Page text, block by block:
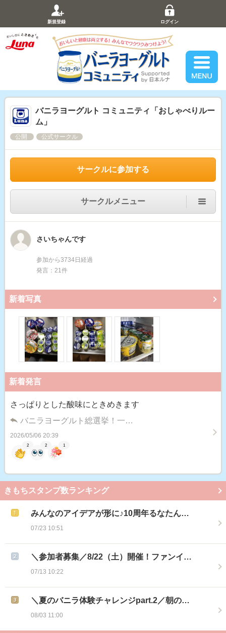
新規登録 ログイン
バニラヨーグルト コミュニティ「おしゃべりルー
ム」
公開 公式サークル
サークルに参加する
サークルメニュー
さいちゃんです
参加から3734日経過
発言：21件
新着写真
新着発言
さっぱりとした酸味にときめきます
バニラヨーグルト総選挙！一…
2026/05/06 20:39
2 2 1
きもちスタンプ数ランキング
みんなのアイデアが形に♪10周年るなたん…
07/23 10:51
＼参加者募集／8/22（土）開催！ファンイ…
07/13 10:22
＼夏のバニラ体験チャレンジpart.2／朝の…
08/03 11:00